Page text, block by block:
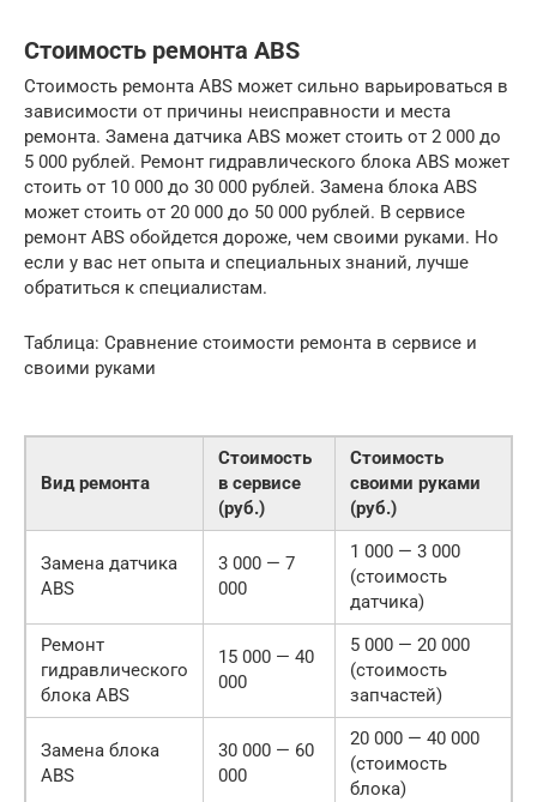
Стоимость ремонта ABS
Стоимость ремонта ABS может сильно варьироваться в
зависимости от причины неисправности и места
ремонта. Замена датчика ABS может стоить от 2 000 до
5 000 рублей. Ремонт гидравлического блока ABS может
стоить от 10 000 до 30 000 рублей. Замена блока ABS
может стоить от 20 000 до 50 000 рублей. В сервисе
ремонт ABS обойдется дороже, чем своими руками. Но
если у вас нет опыта и специальных знаний, лучше
обратиться к специалистам.
Таблица: Сравнение стоимости ремонта в сервисе и
своими руками
Вид ремонта
Стоимость
в сервисе
(руб.)
Стоимость
своими руками
(руб.)
Замена датчика
ABS
3 000 — 7
000
1 000 — 3 000
(стоимость
датчика)
Ремонт
гидравлического
блока ABS
15 000 — 40
000
5 000 — 20 000
(стоимость
запчастей)
Замена блока
ABS
30 000 — 60
000
20 000 — 40 000
(стоимость
блока)